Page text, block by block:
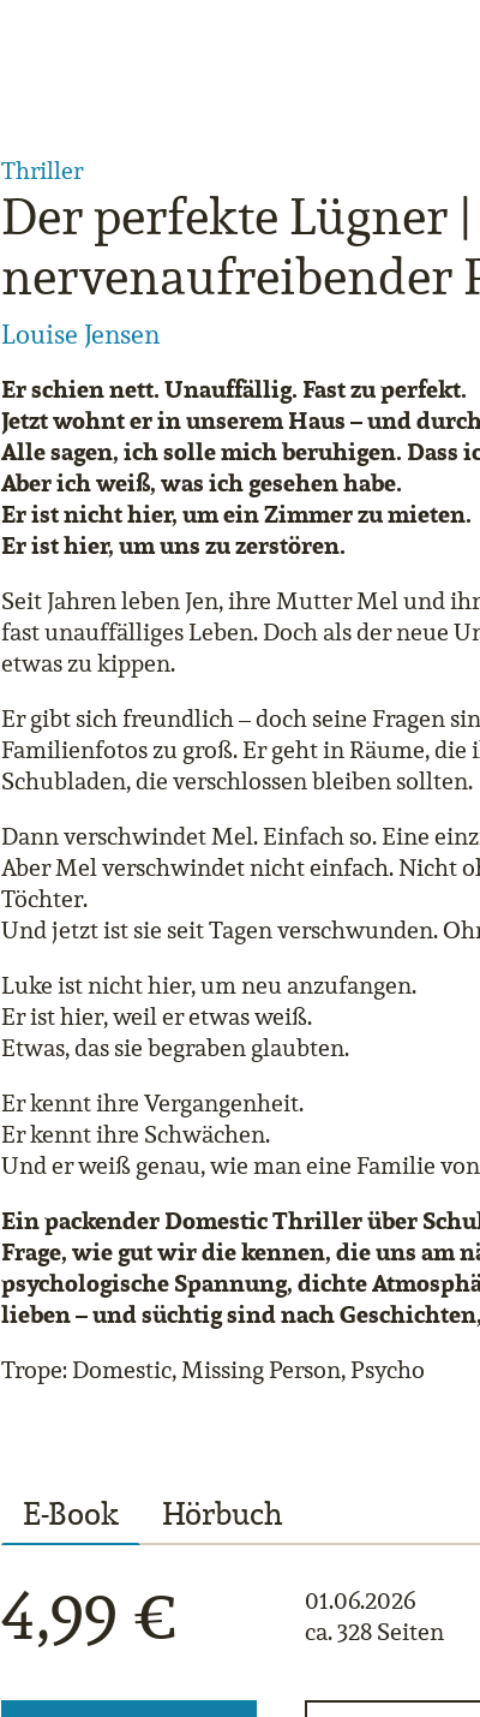
Der perfekte Lügner
nervenaufreibender
Louise Jensen
Thriller
Er schien nett. Unauffällig. Fast zu perfekt.
Jetzt wohnt er in unserem Haus – und
Alle sagen, ich solle mich beruhigen. Dass
Aber ich weiß, was ich gesehen habe.
Er ist nicht hier, um ein Zimmer zu mieten.
Er ist hier, um uns zu zerstören.
Seit Jahren leben Jen, ihre Mutter Mel und
fast unauffälliges Leben. Doch als der neue
etwas zu kippen.
Er gibt sich freundlich – doch seine Fragen
Familienfotos zu groß. Er geht in Räume,
Schubladen, die verschlossen bleiben sollten.
Dann verschwindet Mel. Einfach so. Eine
Aber Mel verschwindet nicht einfach. Nicht
Töchter.
Und jetzt ist sie seit Tagen verschwunden.
Luke ist nicht hier, um neu anzufangen.
Er ist hier, weil er etwas weiß.
Etwas, das sie begraben glaubten.
Er kennt ihre Vergangenheit.
Er kennt ihre Schwächen.
Und er weiß genau, wie man eine Familie
Ein packender Domestic Thriller über
Frage, wie gut wir die kennen, die uns am
psychologische Spannung, dichte
lieben – und süchtig sind nach
Trope: Domestic, Missing Person, Psycho
E-Book Hörbuch
4,99 €
01.06.2026
ca. 328 Seiten